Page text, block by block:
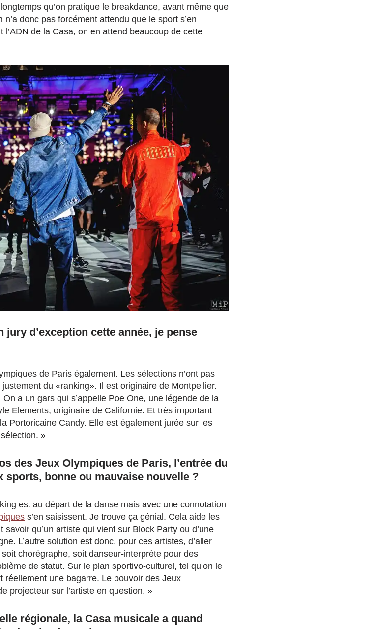
qu’on pratique le breakdance, avant même que
donc pas forcément attendu que le sport s’en
l’ADN de la Casa, on en attend beaucoup de cette
jury d’exception cette année, je pense
de Paris également. Les sélections n’ont pas
du «ranking». Il est originaire de Montpellier.
a un gars qui s’appelle Poe One, une légende de la
Elements, originaire de Californie. Et très important
Portoricaine Candy. Elle est également jurée sur les
»
des Jeux Olympiques de Paris, l’entrée du
sports, bonne ou mauvaise nouvelle ?
est au départ de la danse mais avec une connotation
s’en saisissent. Je trouve ça génial. Cela aide les
qu’un artiste qui vient sur Block Party ou d’une
L’autre solution est donc, pour ces artistes, d’aller
chorégraphe, soit danseur-interprète pour des
de statut. Sur le plan sportivo-culturel, tel qu’on le
réellement une bagarre. Le pouvoir des Jeux
projecteur sur l’artiste en question. »
régionale, la Casa musicale a quand